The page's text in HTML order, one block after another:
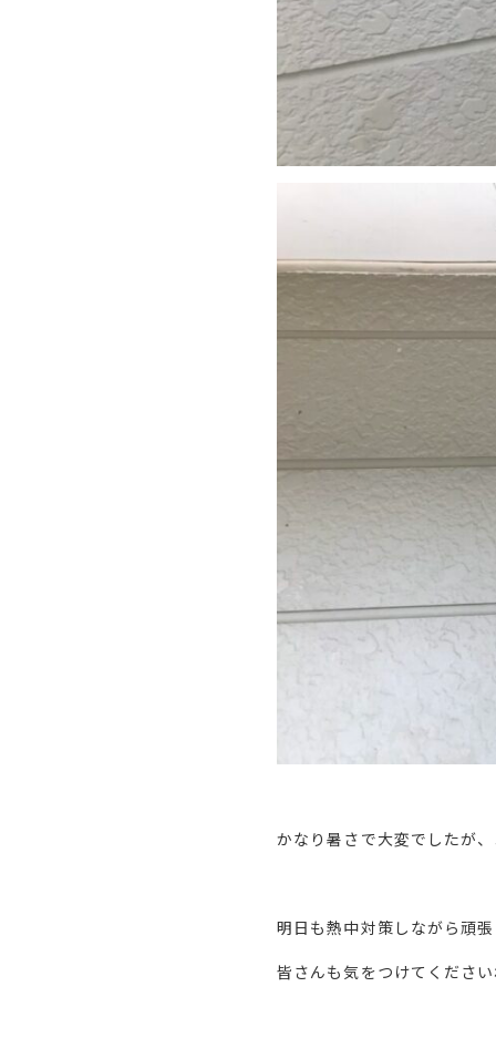
かなり暑さで大変でしたが
明日も熱中対策しながら頑
皆さんも気をつけてくださ